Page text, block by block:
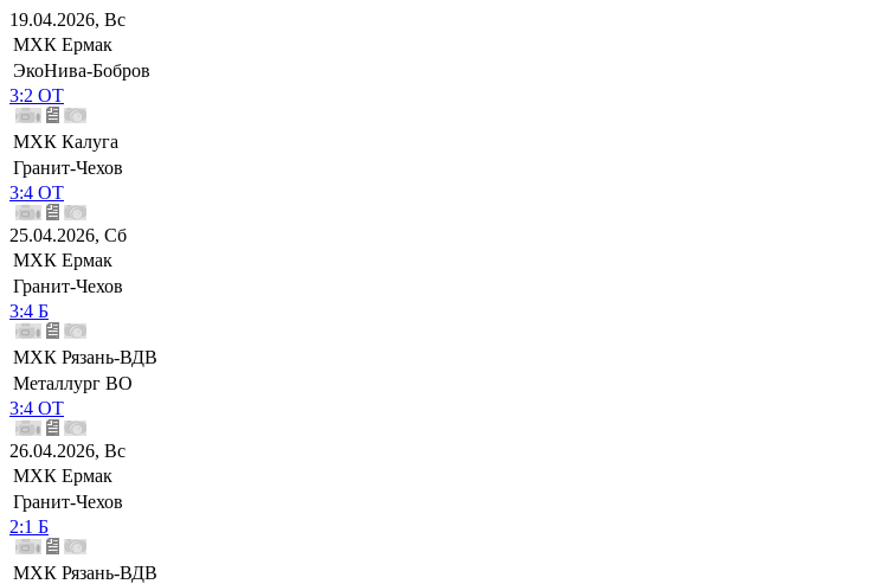
19.04.2026, Вс
МХК Ермак
ЭкоНива-Бобров
3:2 ОТ
МХК Калуга
Гранит-Чехов
3:4 ОТ
25.04.2026, Сб
МХК Ермак
Гранит-Чехов
3:4 Б
МХК Рязань-ВДВ
Металлург ВО
3:4 ОТ
26.04.2026, Вс
МХК Ермак
Гранит-Чехов
2:1 Б
МХК Рязань-ВДВ